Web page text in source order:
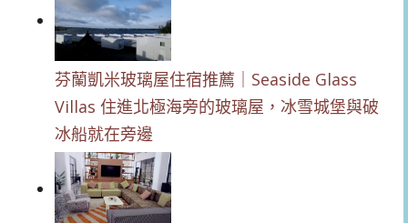
芬蘭凱米玻璃屋住宿推薦｜Seaside Glass
Villas 住進北極海旁的玻璃屋，冰雪城堡與破
冰船就在旁邊